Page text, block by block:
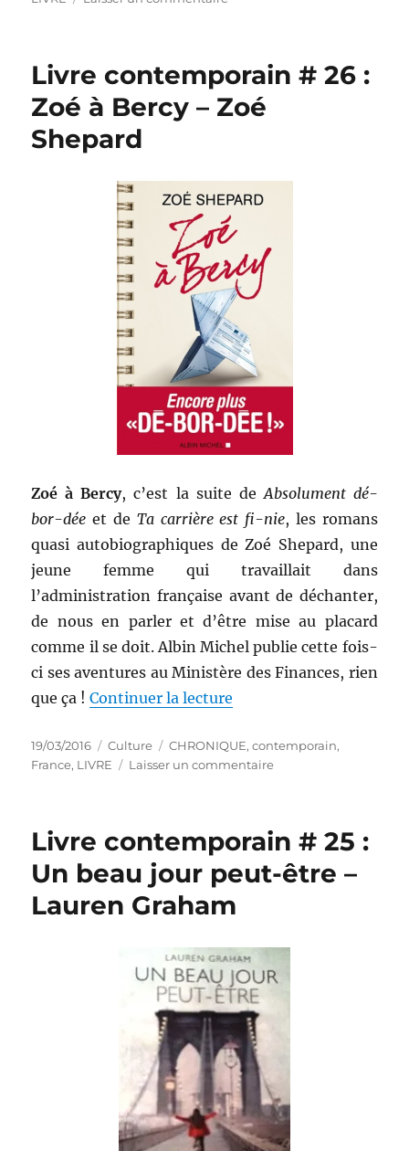
27
Mon
fil
–
Cali
Keys
Livre contemporain # 26 :
Zoé à Bercy – Zoé
Shepard
Zoé à Bercy, c’est la suite deAbsolument dé-
bor-dée et de Ta carrière est fi-nie, les romans
quasi autobiographiques de Zoé Shepard, une
jeune femme qui travaillait dans
l’administration française avant de déchanter,
de nous en parler et d’être mise au placard
comme il se doit. Albin Michel publie cette fois-
ci ses aventures au Ministère des Finances, rien
que ça !Continuer la lecture
Publié
le
19/03/2016 Catégories
Culture Étiquettes
CHRONIQUE,contemporain,
France, LIVRE Laisser un commentairesur
26
Zoé
Shepard
Livre contemporain # 25 :
Un beau jour peut-être –
Lauren Graham